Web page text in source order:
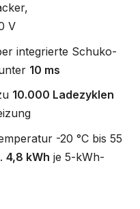
V
integrierte Schuko-
10 ms
10.000 Ladezyklen
-20 °C bis 55
4,8 kWh je 5-kWh-